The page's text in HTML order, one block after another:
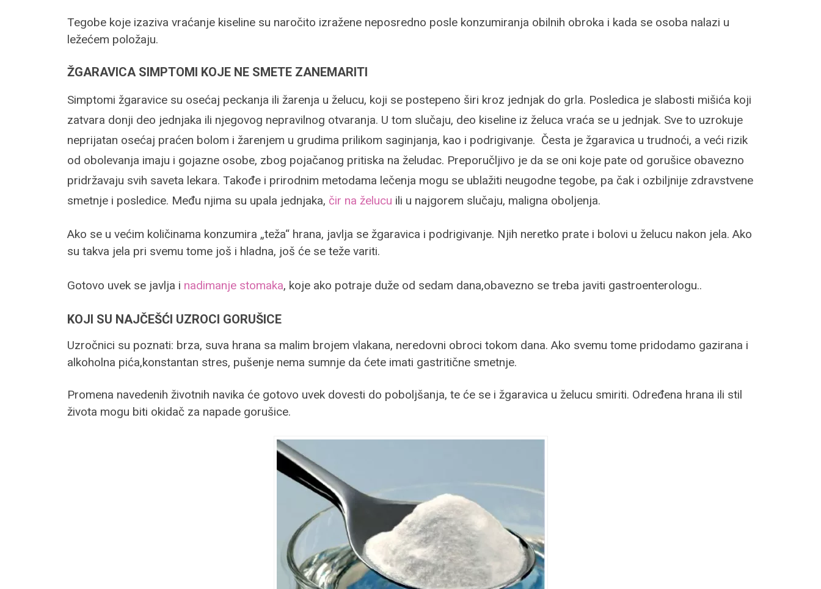
Tegobe koje izaziva vraćanje kiseline su naročito izražene neposredno posle konzumiranja obilnih obroka i kada se osoba nalazi u
ležećem položaju.
ŽGARAVICA SIMPTOMI KOJE NE SMETE ZANEMARITI
Simptomi žgaravice su osećaj peckanja ili žarenja u želucu, koji se postepeno širi kroz jednjak do grla. Posledica je slabosti mišića koji
zatvara donji deo jednjaka ili njegovog nepravilnog otvaranja. U tom slučaju, deo kiseline iz želuca vraća se u jednjak. Sve to uzrokuje
neprijatan osećaj praćen bolom i žarenjem u grudima prilikom saginjanja, kao i podrigivanje. Česta je žgaravica u trudnoći, a veći rizik
od obolevanja imaju i gojazne osobe, zbog pojačanog pritiska na želudac. Preporučljivo je da se oni koje pate od gorušice obavezno
pridržavaju svih saveta lekara. Takođe i prirodnim metodama lečenja mogu se ublažiti neugodne tegobe, pa čak i ozbiljnije zdravstvene
smetnje i posledice. Među njima su upala jednjaka, čir na želucu ili u najgorem slučaju, maligna oboljenja.
Ako se u većim količinama konzumira „teža“ hrana, javlja se žgaravica i podrigivanje. Njih neretko prate i bolovi u želucu nakon jela. Ako
su takva jela pri svemu tome još i hladna, još će se teže variti.
Gotovo uvek se javlja i nadimanje stomaka, koje ako potraje duže od sedam dana,obavezno se treba javiti gastroenterologu..
KOJI SU NAJČEŠĆI UZROCI GORUŠICE
Uzročnici su poznati: brza, suva hrana sa malim brojem vlakana, neredovni obroci tokom dana. Ako svemu tome pridodamo gazirana i
alkoholna pića,konstantan stres, pušenje nema sumnje da ćete imati gastritične smetnje.
Promena navedenih životnih navika će gotovo uvek dovesti do poboljšanja, te će se i žgaravica u želucu smiriti. Određena hrana ili stil
života mogu biti okidač za napade gorušice.